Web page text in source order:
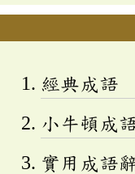
經典成語
小牛頓成
實用成語